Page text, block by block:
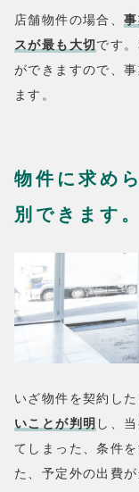
店舗物件の場合、
スが最も大切です
ができますので、
ます。
物件に求め
別できます。
いざ物件を契約した
いことが判明 し、
てしまった、条件
た、予定外の出費